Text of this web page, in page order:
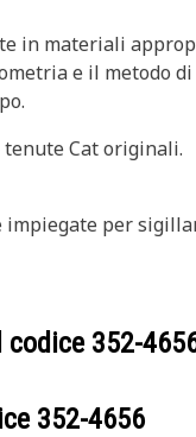
in materiali
e il metodo
Cat originali.
per
codice 352-
352-4656